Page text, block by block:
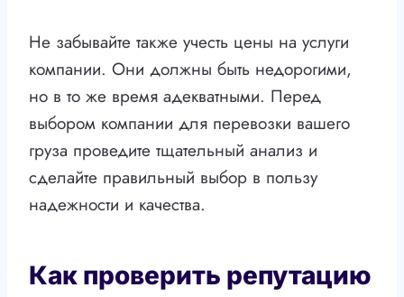
Не забывайте также учесть цены на услуги
компании. Они должны быть недорогими,
но в то же время адекватными. Перед
выбором компании для перевозки вашего
груза проведите тщательный анализ и
сделайте правильный выбор в пользу
надежности и качества.
Как проверить репутацию